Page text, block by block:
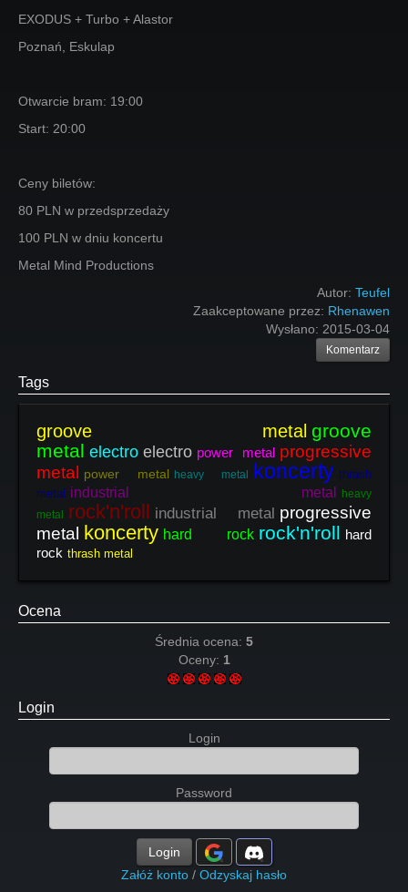
EXODUS + Turbo + Alastor
Poznań, Eskulap
Otwarcie bram: 19:00
Start: 20:00
Ceny biletów:
80 PLN w przedsprzedaży
100 PLN w dniu koncertu
Metal Mind Productions
Autor: Teufel
Zaakceptowane przez: Rhenawen
Wysłano: 2015-03-04
Komentarz
Tags
groove metal groove
metal electro electro power metal progressive
metal
power metal heavy metal koncerty thrash
metal industrial metal
heavy
metal
rock'n'roll industrial metal progressive
metal koncerty hard rock rock'n'roll hard
rock thrash metal
Ocena
Średnia ocena: 5
Oceny: 1
Login
Login
Password
Login
Załóż konto / Odzyskaj hasło